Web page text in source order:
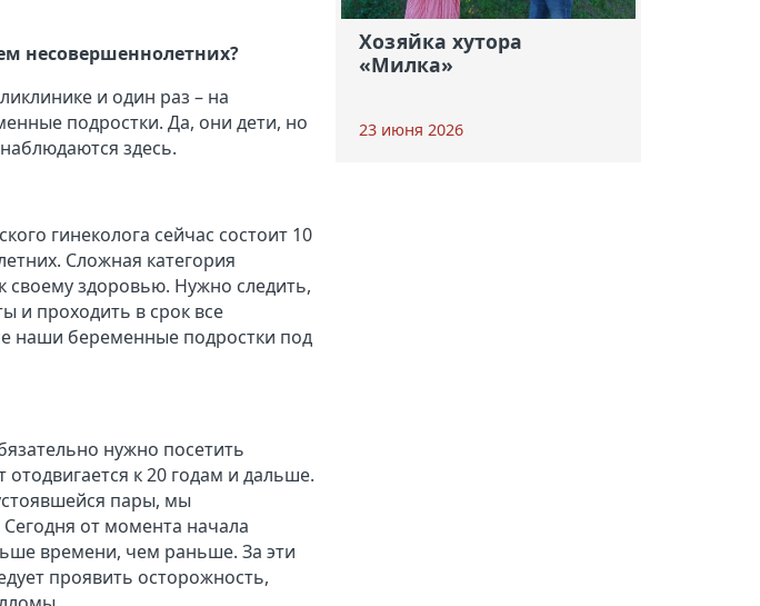
несовершеннолетних?
и один раз – на
подростки. Да, они дети, но
здесь.
гинеколога сейчас состоит 10
Сложная категория
своему здоровью. Нужно следить,
и проходить в срок все
наши беременные подростки под
нужно посетить
отодвигается к 20 годам и дальше.
пары, мы
от момента начала
времени, чем раньше. За эти
проявить осторожность,
Хозяйка хутора
«Милка»
23 июня 2026